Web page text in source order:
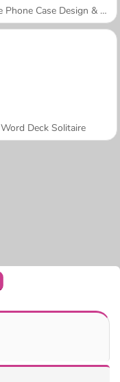
Mobile Phone Case Design & DIY
Word Deck Solitaire